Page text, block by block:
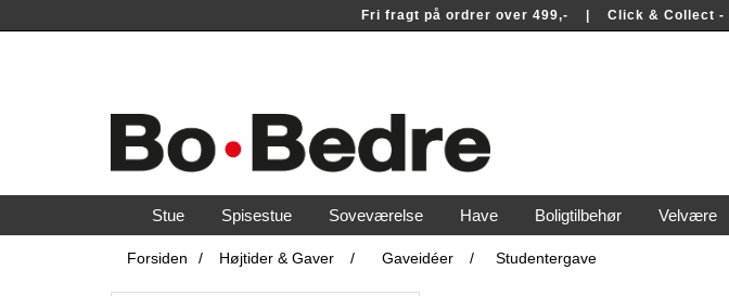
Fri fragt på ordrer over 499,- | Click &
Stue Spisestue Soveværelse Have Boligtilbehør Velvære
Forsiden / Højtider & Gaver / Gaveidéer / Studentergave